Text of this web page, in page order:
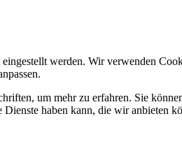
werden. Wir verwenden
um mehr zu erfahren. Sie
haben kann, die wir anbieten